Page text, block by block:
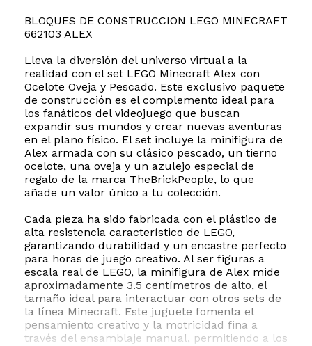
BLOQUES DE CONSTRUCCION LEGO MINECRAFT
662103 ALEX
Lleva la diversión del universo virtual a la
realidad con el set LEGO Minecraft Alex con
Ocelote Oveja y Pescado. Este exclusivo paquete
de construcción es el complemento ideal para
los fanáticos del videojuego que buscan
expandir sus mundos y crear nuevas aventuras
en el plano físico. El set incluye la minifigura de
Alex armada con su clásico pescado, un tierno
ocelote, una oveja y un azulejo especial de
regalo de la marca TheBrickPeople, lo que
añade un valor único a tu colección.
Cada pieza ha sido fabricada con el plástico de
alta resistencia característico de LEGO,
garantizando durabilidad y un encastre perfecto
para horas de juego creativo. Al ser figuras a
escala real de LEGO, la minifigura de Alex mide
aproximadamente 3.5 centímetros de alto, el
tamaño ideal para interactuar con otros sets de
la línea Minecraft. Este juguete fomenta el
pensamiento creativo y la motricidad fina a
través del ensamblaje manual, permitiendo a los